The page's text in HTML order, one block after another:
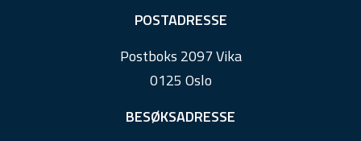
POSTADRESSE
Postboks 2097 Vika
0125 Oslo
BESØKSADRESSE